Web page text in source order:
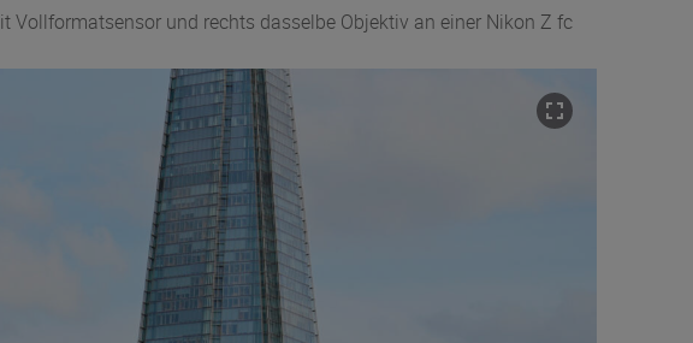
Vollformatsensor und rechts dasselbe Objektiv an einer Nikon Z fc